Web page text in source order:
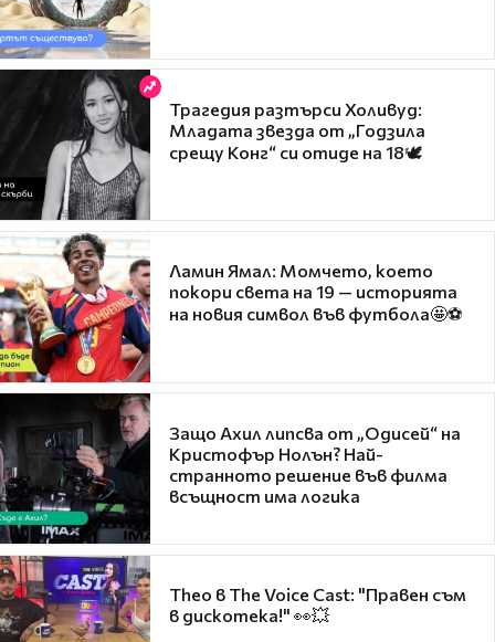
Трагедия разтърси Холивуд:
Младата звезда от „Годзила
срещу Конг“ си отиде на 18🕊️
Ламин Ямал: Момчето, което
покори света на 19 — историята
на новия символ във футбола🤩⚽
Защо Ахил липсва от „Одисей“ на
Кристофър Нолън? Най-
странното решение във филма
всъщност има логика
Theo в The Voice Cast: "Правен съм
в дискотека!" 👀💥